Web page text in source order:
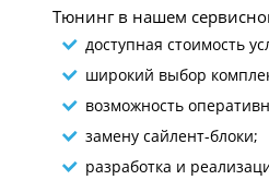
Тюнинг в нашем
доступная стоимость
широкий выбор
возможность
замену сайлент-блоки;
разработка и